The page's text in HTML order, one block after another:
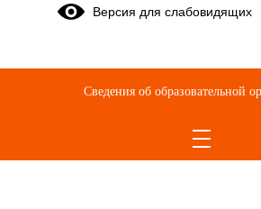
происшествий
детей
Версия для слабовидящих
Сведения об образовательной